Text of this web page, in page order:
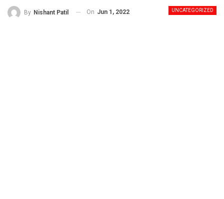
UNCATEGORIZED
By Nishant Patil On Jun 1, 2022